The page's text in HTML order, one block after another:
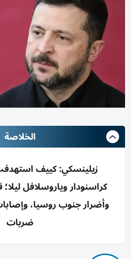
الخلاصة
زيلينسكي: كييف
كراسنودار وياروسلافل
وأضرار جنوب روسيا،
ضربات